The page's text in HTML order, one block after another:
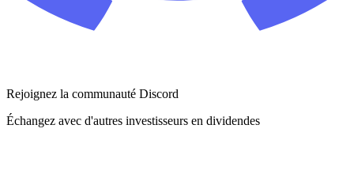
Rejoignez la communauté Discord
Échangez avec d'autres investisseurs en dividendes